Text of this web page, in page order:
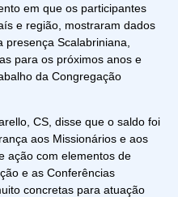
em que os participantes
e região, mostraram dados
Scalabriniana,
para os próximos anos e
da Congregação
CS, disse que o saldo foi
aos Missionários e aos
ação com elementos de
e as Conferências
concretas para atuação